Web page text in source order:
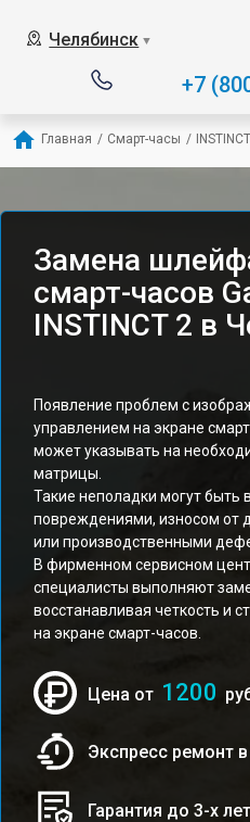
Челябинск ▼
+7
Главная / Смарт-часы /
Замена
смарт-часов
INSTINCT 2 в
Появление проблем с
управлением на экране
может указывать на
матрицы.
Такие неполадки могут
повреждениями, износом от
или производственными
В фирменном сервисном
специалисты выполняют
восстанавливая четкость и
на экране смарт-часов.
Цена от 1200
Экспресс ремонт
Гарантия до 3-х лет